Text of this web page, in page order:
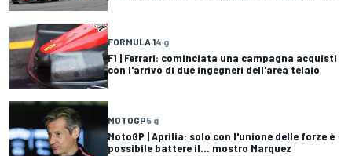
FORMULA 14 g
F1 | Ferrari: cominciata una campagna acquisti
con l'arrivo di due ingegneri dell'area telaio
MOTOGP5 g
MotoGP | Aprilia: solo con l'unione delle forze è
possibile battere il... mostro Marquez